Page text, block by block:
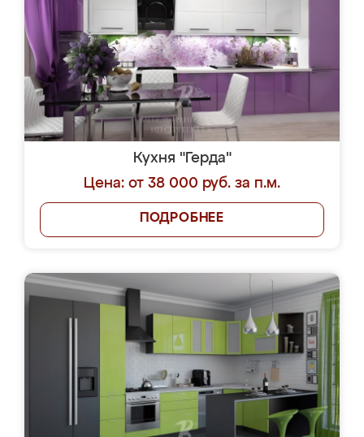
Кухня "Герда"
Цена: от 38 000 руб. за п.м.
ПОДРОБНЕЕ